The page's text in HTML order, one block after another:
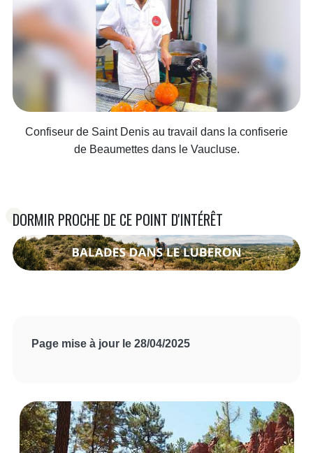
Confiseur de Saint Denis au travail dans la confiserie
de Beaumettes dans le Vaucluse.
DORMIR PROCHE DE CE POINT D'INTÉRÊT
Page mise à jour le 28/04/2025